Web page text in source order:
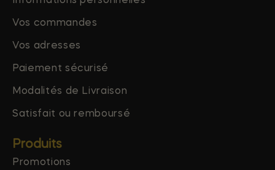
Vos commandes
Vos adresses
Paiement sécurisé
Modalités de Livraison
Satisfait ou remboursé
Produits
Promotions